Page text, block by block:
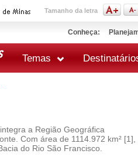
Tamanho da letra
Conheça:
Temas
a Região Geográfica
Com área de 1114.972 km² [1],
do Rio São Francisco.